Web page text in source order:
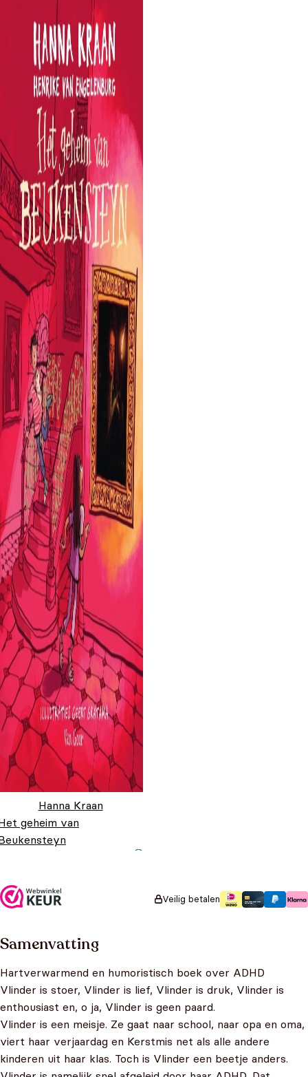
Hanna Kraan
geheim van
Veilig betalen
Samenvatting
Hartverwarmend en humoristisch boek over ADHD
Vlinder is stoer, Vlinder is lief, Vlinder is druk, Vlinder is
enthousiast en, o ja, Vlinder is geen paard.
Vlinder is een meisje. Ze gaat naar school, naar opa en oma,
viert haar verjaardag en Kerstmis net als alle andere
kinderen uit haar klas. Toch is Vlinder een beetje anders.